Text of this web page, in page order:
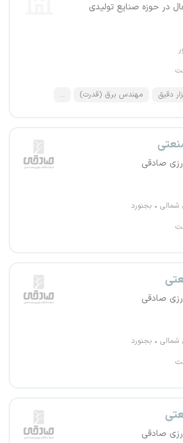
در حوزه صنایع تولیدی
دقیق مهندس برق (قدرت) ...
صادقی
شمالی
بجنورد
صادقی
شمالی
بجنورد
صادقی